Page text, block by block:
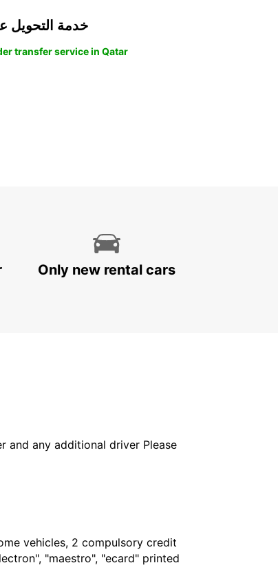
خدمة التحويل
transfer service in Qatar
Only new rental cars
and any additional driver Please
vehicles, 2 compulsory credit
"maestro", "ecard" printed